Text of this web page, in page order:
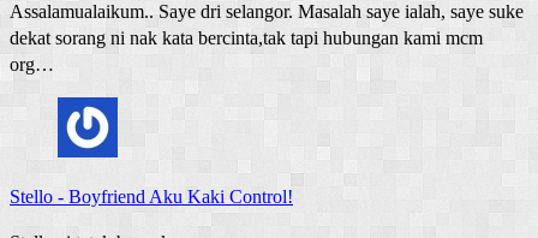
Assalamualaikum.. Saye dri selangor. Masalah saye ialah, saye suke
dekat sorang ni nak kata bercinta,tak tapi hubungan kami mcm
org…
Stello - Boyfriend Aku Kaki Control!